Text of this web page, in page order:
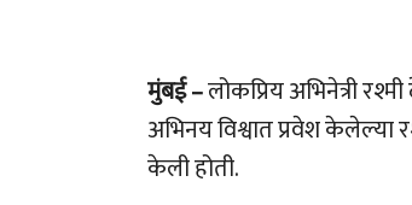
मुंबई –लोकप्रिय अभिनेत्री
अभिनय विश्वात प्रवेश केलेल्या
केली होती.